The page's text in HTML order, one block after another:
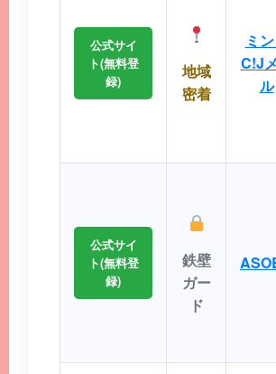
公式サイ
ト(無料登
録)
地域
密着
ミ
C!J
ル
公式サイ
ト(無料登
録)
鉄壁
ガー
ド